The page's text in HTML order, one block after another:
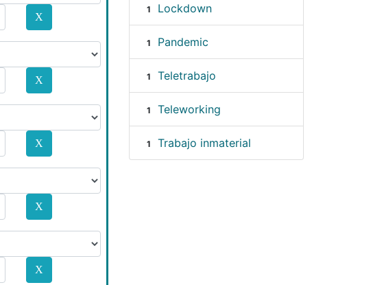
1 Lockdown
1 Pandemic
1 Teletrabajo
1 Teleworking
1 Trabajo inmaterial